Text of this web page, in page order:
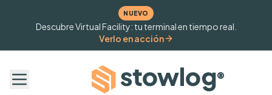
NUEVO
Descubre Virtual Facility: tu terminal en tiempo real.
Verlo en acción